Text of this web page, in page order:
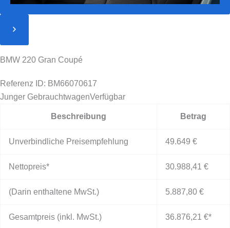
BMW 220 Gran Coupé
Referenz ID: BM66070617
Junger GebrauchtwagenVerfügbar
Beschreibung Betrag
Unverbindliche Preisempfehlung 49.649 €
Nettopreis* 30.988,41 €
(Darin enthaltene MwSt.) 5.887,80 €
Gesamtpreis (inkl. MwSt.) 36.876,21 €*